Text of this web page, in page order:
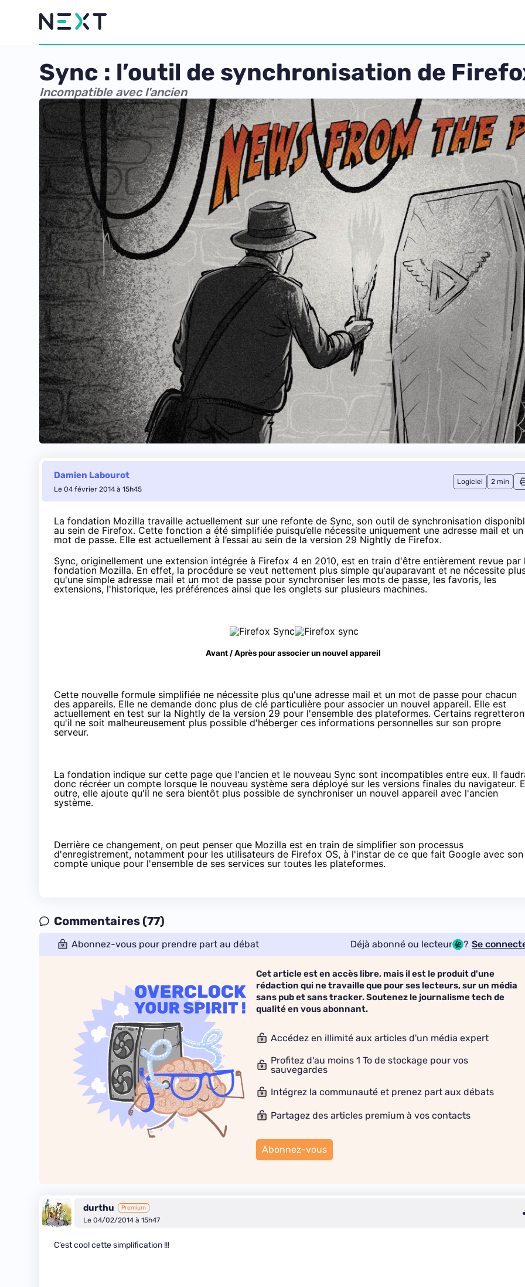
Sync : l’outil de synchronisation de
Incompatible avec l'ancien
Damien Labourot
Le 04 février 2014 à 15h45
Logiciel 2 min
La fondation Mozilla travaille actuellement sur une refonte de Sync, son outil de synchronisation
au sein de Firefox. Cette fonction a été simplifiée puisqu’elle nécessite uniquement une adresse mail et un
mot de passe. Elle est actuellement à l’essai au sein de la version 29 Nightly de Firefox.
Sync, originellement une extension intégrée à Firefox 4 en 2010, est en train d'être entièrement revue par
fondation Mozilla. En effet, la procédure se veut nettement plus simple qu'auparavant et ne nécessite
qu'une simple adresse mail et un mot de passe pour synchroniser les mots de passe, les favoris, les
extensions, l'historique, les préférences ainsi que les onglets sur plusieurs machines.
Avant / Après pour associer un nouvel appareil
Cette nouvelle formule simplifiée ne nécessite plus qu'une adresse mail et un mot de passe pour chacun
des appareils. Elle ne demande donc plus de clé particulière pour associer un nouvel appareil. Elle est
actuellement en test sur la Nightly de la version 29 pour l'ensemble des plateformes. Certains
qu'il ne soit malheureusement plus possible d'héberger ces informations personnelles sur son propre
serveur.
La fondation indique sur cette page que l'ancien et le nouveau Sync sont incompatibles entre eux. Il
donc récréer un compte lorsque le nouveau système sera déployé sur les versions finales du navigateur.
outre, elle ajoute qu'il ne sera bientôt plus possible de synchroniser un nouvel appareil avec l'ancien
système.
Derrière ce changement, on peut penser que Mozilla est en train de simplifier son processus
d'enregistrement, notamment pour les utilisateurs de Firefox OS, à l'instar de ce que fait Google avec son
compte unique pour l'ensemble de ses services sur toutes les plateformes.
Commentaires (77)
Abonnez-vous pour prendre part au débat Déjà abonné ou lecteur ? Se
Cet article est en accès libre, mais il est le produit d'une
rédaction qui ne travaille que pour ses lecteurs, sur un média
sans pub et sans tracker. Soutenez le journalisme tech de
qualité en vous abonnant.
Accédez en illimité aux articles d'un média expert
Profitez d'au moins 1 To de stockage pour vos
sauvegardes
Intégrez la communauté et prenez part aux débats
Partagez des articles premium à vos contacts
Abonnez-vous
durthu Premium
Le 04/02/2014 à 15h47
C’est cool cette simplification !!!